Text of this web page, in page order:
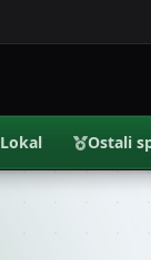
Lokal Ostali